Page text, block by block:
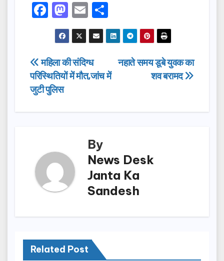
F
a
c
e
b
o
M
a
st
o
d
E
m
ail
h
ar
Post
navigation
नहाते समय डूबे युवक का
शव बरामद
महिला की संदिग्ध
परिस्थितियों में मौत,जांच में
जुटी पुलिस
By
News Desk
Janta Ka
Sandesh
Related Post